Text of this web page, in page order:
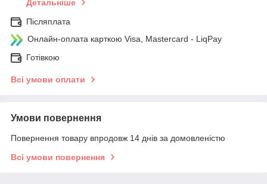
Детальніше
Післяплата
Онлайн-оплата карткою Visa, Mastercard - LiqPay
Готівкою
Всі умови оплати
Умови повернення
Повернення товару впродовж 14 днів за домовленістю
Всі умови повернення